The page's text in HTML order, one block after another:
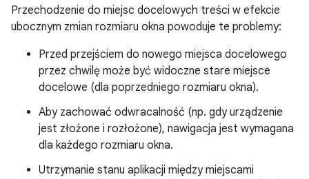
Przechodzenie do miejsc docelowych treści w efekcie
ubocznym zmian rozmiaru okna powoduje te problemy:
Przed przejściem do nowego miejsca docelowego
przez chwilę może być widoczne stare miejsce
docelowe (dla poprzedniego rozmiaru okna).
Aby zachować odwracalność (np. gdy urządzenie
jest złożone i rozłożone), nawigacja jest wymagana
dla każdego rozmiaru okna.
Utrzymanie stanu aplikacji między miejscami